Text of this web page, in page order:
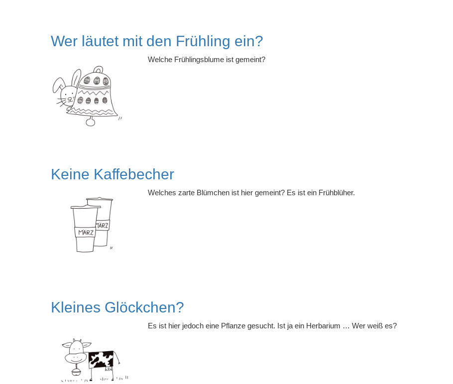
Wer läutet mit den Frühling ein?
Welche Frühlingsblume ist gemeint?
Keine Kaffebecher
Welches zarte Blümchen ist hier gemeint? Es ist ein Frühblüher.
Kleines Glöckchen?
Es ist hier jedoch eine Pflanze gesucht. Ist ja ein Herbarium … Wer weiß es?